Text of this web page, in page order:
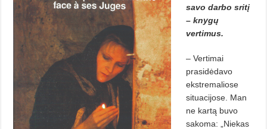
savo darbo sritį
– knygų
vertimus.
– Vertimai
prasidėdavo
ekstremaliose
situacijose. Man
ne kartą buvo
sakoma: „Niekas